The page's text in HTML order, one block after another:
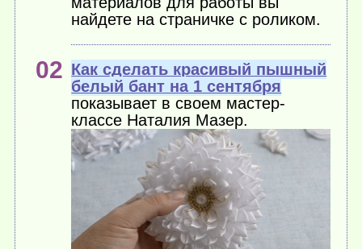
найдете на страничке с роликом.
Как сделать красивый пышный
белый бант на 1 сентября
показывает в своем мастер-
классе Наталия Мазер.